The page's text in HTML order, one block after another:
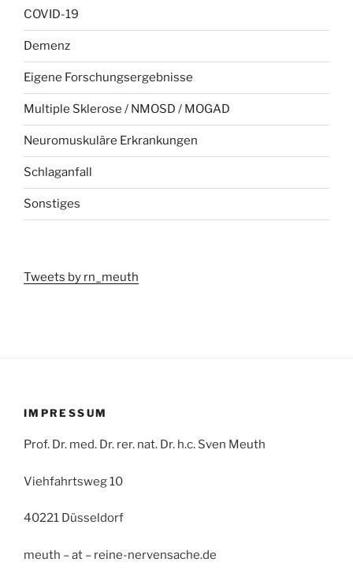
COVID-19
Demenz
Eigene Forschungsergebnisse
Multiple Sklerose / NMOSD / MOGAD
Neuromuskuläre Erkrankungen
Schlaganfall
Sonstiges
Tweets by rn_meuth
IMPRESSUM
Prof. Dr. med. Dr. rer. nat. Dr. h.c. Sven Meuth
Viehfahrtsweg 10
40221 Düsseldorf
meuth – at – reine-nervensache.de